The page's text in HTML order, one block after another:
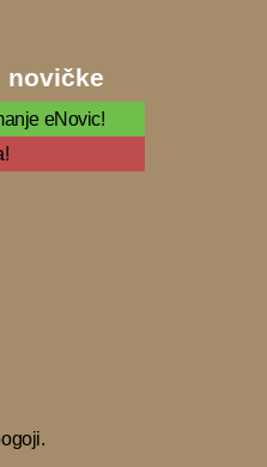
novičke
eNovic!